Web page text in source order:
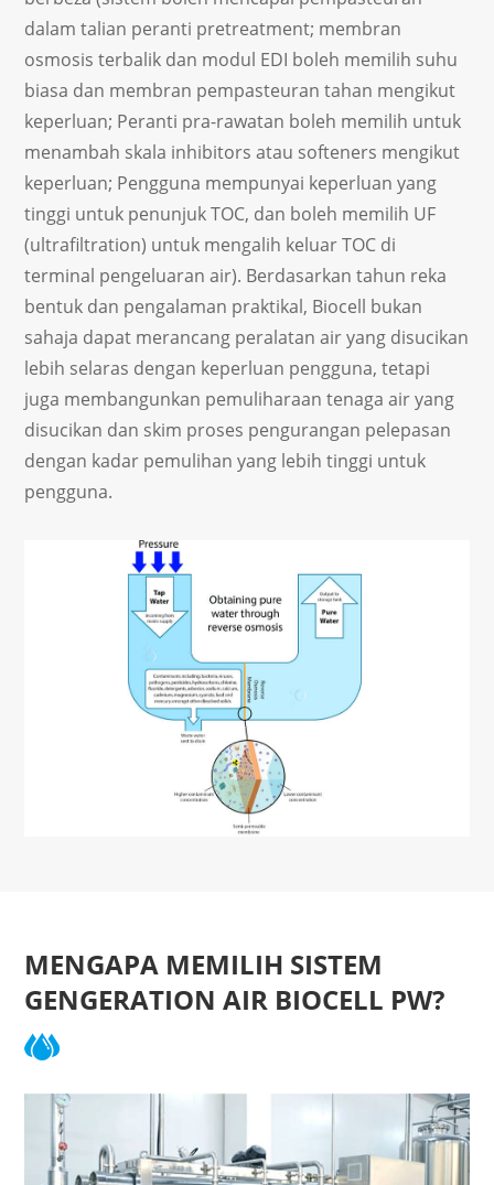
dalam talian peranti pretreatment; membran
osmosis terbalik dan modul EDI boleh memilih suhu
biasa dan membran pempasteuran tahan mengikut
keperluan; Peranti pra-rawatan boleh memilih untuk
menambah skala inhibitors atau softeners mengikut
keperluan; Pengguna mempunyai keperluan yang
tinggi untuk penunjuk TOC, dan boleh memilih UF
(ultrafiltration) untuk mengalih keluar TOC di
terminal pengeluaran air). Berdasarkan tahun reka
bentuk dan pengalaman praktikal, Biocell bukan
sahaja dapat merancang peralatan air yang disucikan
lebih selaras dengan keperluan pengguna, tetapi
juga membangunkan pemuliharaan tenaga air yang
disucikan dan skim proses pengurangan pelepasan
dengan kadar pemulihan yang lebih tinggi untuk
pengguna.
MENGAPA MEMILIH SISTEM
GENGERATION AIR BIOCELL PW?